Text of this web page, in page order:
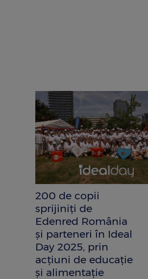
200 de copii
sprijiniți de
Edenred România
și parteneri în Ideal
Day 2025, prin
acțiuni de educație
și alimentație